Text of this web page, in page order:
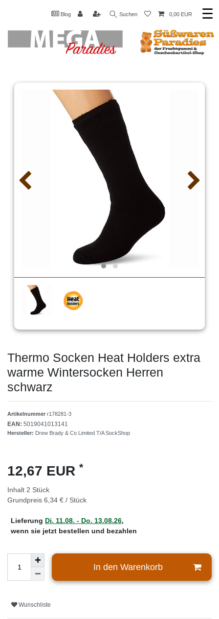
Blog Suchen 0,00 EUR ☰
Thermo Socken Heat Holders extra
warme Wintersocken Herren
schwarz
Artikelnummer r178281-3
EAN: 5019041013141
Hersteller: Drew Brady & Co Limited T/A SockShop
12,67 EUR *
Inhalt 2 Stück
Grundpreis 6,34 € / Stück
Lieferung Di. 11.08. - Do. 13.08.26,
wenn sie jetzt bestellen und bezahlen
In den Warenkorb
Wunschliste